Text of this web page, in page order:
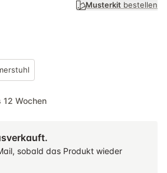
Musterkit bestellen
Wochen
sobald das Produkt wieder